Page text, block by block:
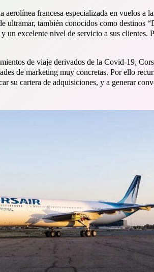
aerolínea francesa especializada en vuelos a
ultramar, también conocidos como destinos
un excelente nivel de servicio a sus clientes.
de viaje derivados de la Covid-19,
de marketing muy concretas. Por ello
su cartera de adquisiciones, y a generar